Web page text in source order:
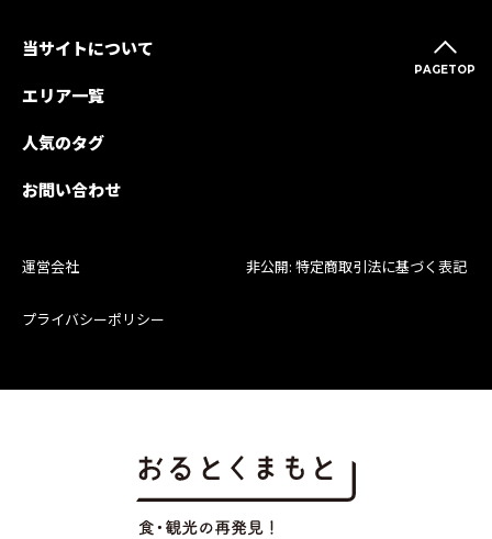
PAGETOP
当サイトについて
エリア一覧
人気のタグ
お問い合わせ
運営会社 非公開: 特定商取引法に基づく表記
プライバシーポリシー